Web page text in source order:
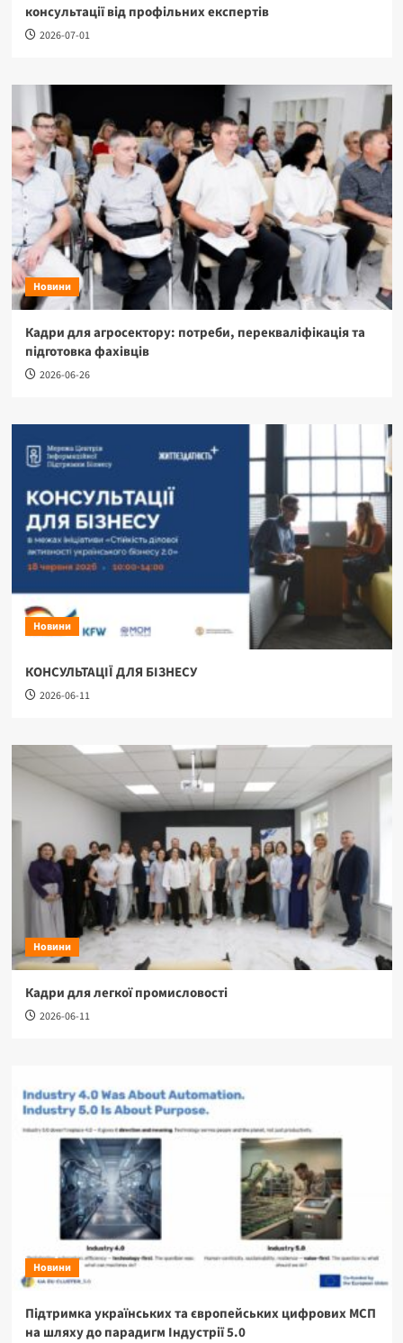
консультації від профільних експертів
2026-07-01
Новини
Кадри для агросектору: потреби, перекваліфікація та
підготовка фахівців
2026-06-26
Новини
КОНСУЛЬТАЦІЇ ДЛЯ БІЗНЕСУ
2026-06-11
Новини
Кадри для легкої промисловості
2026-06-11
Новини
Підтримка українських та європейських цифрових МСП
на шляху до парадигм Індустрії 5.0